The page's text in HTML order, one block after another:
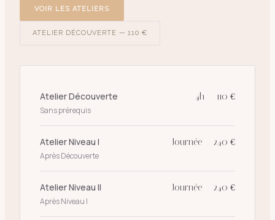
VOIR LES ATELIERS
ATELIER DÉCOUVERTE — 110 €
Atelier Découverte
Sans prérequis
4h — 110 €
Atelier Niveau I
Après Découverte
Journée — 240 €
Atelier Niveau II
Après Niveau I
Journée — 240 €